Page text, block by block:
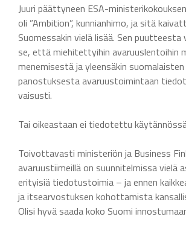
Juuri päättyneen ESA-
oli ”Ambition”, kunnianhimo, ja sitä
Suomessakin vielä lisää. Sen
se, että miehitettyihin avaruuslentoihin
menemisestä ja yleensäkin
panostuksesta avaruustoimintaan
vaisusti.
Tai oikeastaan ei tiedotettu
Toivottavasti ministeriön ja Business
avaruustiimeillä on suunnitelmissa vielä
erityisiä tiedotustoimia – ja ennen
ja itsearvostuksen kohottamista
Olisi hyvä saada koko Suomi